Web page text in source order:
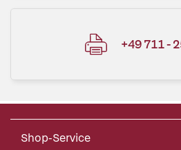
+49 711 -
Shop-Service